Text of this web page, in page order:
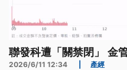
聯發科遭「關禁閉」 金
2026/6/11 12:34 產經